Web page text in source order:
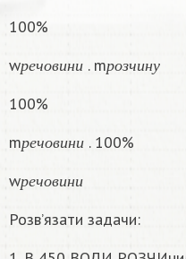
100%
wр е ч о в и н и . m р о з ч и н у
100%
m р е ч о в и н и
. 100%
wр е ч о в и н и
Розв’язати задачи: